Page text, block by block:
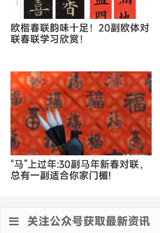
欧楷春联韵味十足！20副欧体对
联春联学习欣赏！
“马”上过年:30副马年新春对联，
总有一副适合你家门楣!
关注公众号获取最新资讯